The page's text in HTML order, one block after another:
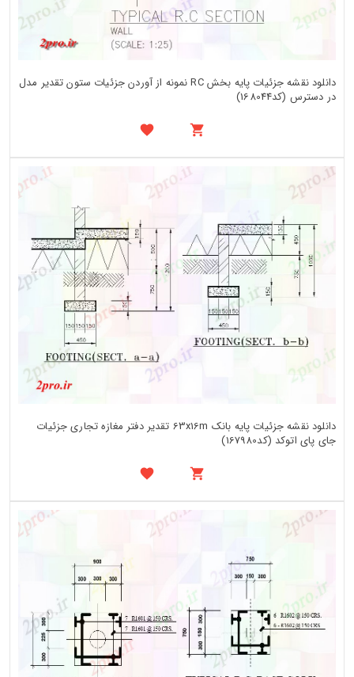
دانلود نقشه جزئیات پایه بخش RC نمونه از آوردن جزئیات ستون تقدیر مدل
در دسترس (کد168044)
دانلود نقشه جزئیات پایه بانک 63x16m تقدیر دفتر مغازه تجاری جزئیات
جای پای اتوکد (کد167980)